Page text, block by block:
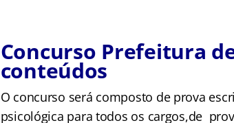
Concurso Prefeitura
conteúdos
O concurso será composto de prova
psicológica para todos os cargos,de